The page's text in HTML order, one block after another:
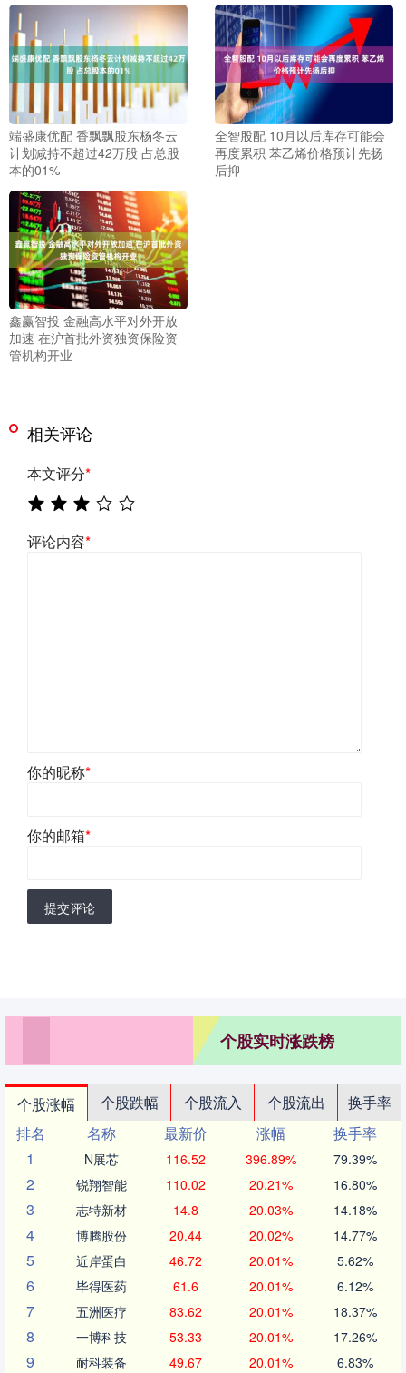
端盛康优配 香飘飘股东杨冬云
计划减持不超过42万股 占总股
本的01%
全智股配 10月以后库存可能会
再度累积 苯乙烯价格预计先扬
后抑
鑫赢智投 金融高水平对外开放
加速 在沪首批外资独资保险资
管机构开业
相关评论
本文评分*
评论内容*
你的昵称*
你的邮箱*
提交评论
个股实时涨跌榜
个股涨幅 个股跌幅 个股流入 个股流出
换手率
排名
名称 最新价 涨幅
换手率
1
N展芯 116.52 396.89% 79.39%
2 锐翔智能 110.02 20.21% 16.80%
3 志特新材 14.8 20.03% 14.18%
4 博腾股份 20.44 20.02% 14.77%
5 近岸蛋白 46.72 20.01% 5.62%
6 毕得医药 61.6 20.01% 6.12%
7 五洲医疗 83.62 20.01% 18.37%
8 一博科技 53.33 20.01% 17.26%
9 耐科装备 49.67 20.01% 6.83%